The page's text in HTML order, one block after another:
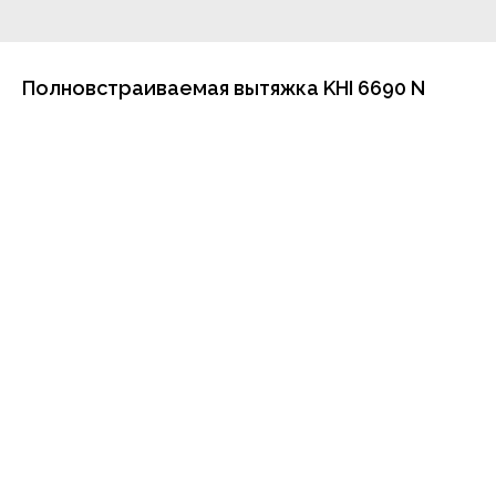
Полновстраиваемая вытяжка KHI 6690 N